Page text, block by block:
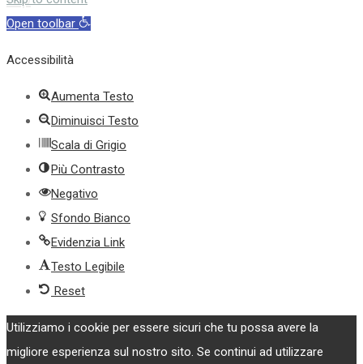
Open toolbar
Accessibilità
Aumenta Testo
Diminuisci Testo
Scala di Grigio
Più Contrasto
Negativo
Sfondo Bianco
Evidenzia Link
Testo Legibile
Reset
Utilizziamo i cookie per essere sicuri che tu possa avere la
migliore esperienza sul nostro sito. Se continui ad utilizzare